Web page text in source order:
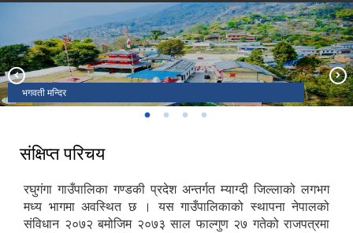
भगवती मन्दिर
टोड्के हिल्स
रघुगंगा गाउँपालिका जनप्रतिनिधि
रघुगंगा गाउँपालिका भवन
संक्षिप्त परिचय
रघुगंगा गाउँपालिका गण्डकी प्रदेश अन्तर्गत म्याग्दी जिल्लाको लगभग
मध्य भागमा अवस्थित छ । यस गाउँपालिकाको स्थापना नेपालको
संविधान २०७२ बमोजिम २०७३ साल फाल्गुण २७ गतेको राजपत्रमा